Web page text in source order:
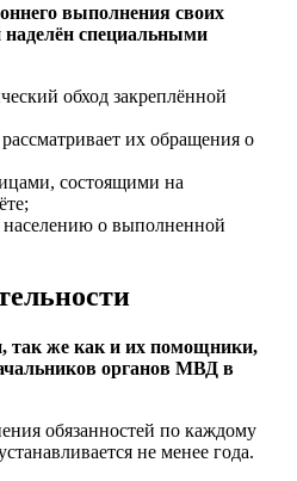
выполнения своих
наделён специальными
обход закреплённой
их обращения о
состоящими на
населению о выполненной
так же как и их помощники,
органов МВД в
обязанностей по каждому
не менее года.